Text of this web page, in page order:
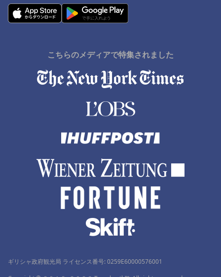
高槻市でのホテル
大島でのホテル
明石市でのホテル
Omagariでのホテル
バンコクでのホテル
こちらのメディアで特集されました
ギリシャ政府観光局 ライセンス番号: 0259Ε60000576001